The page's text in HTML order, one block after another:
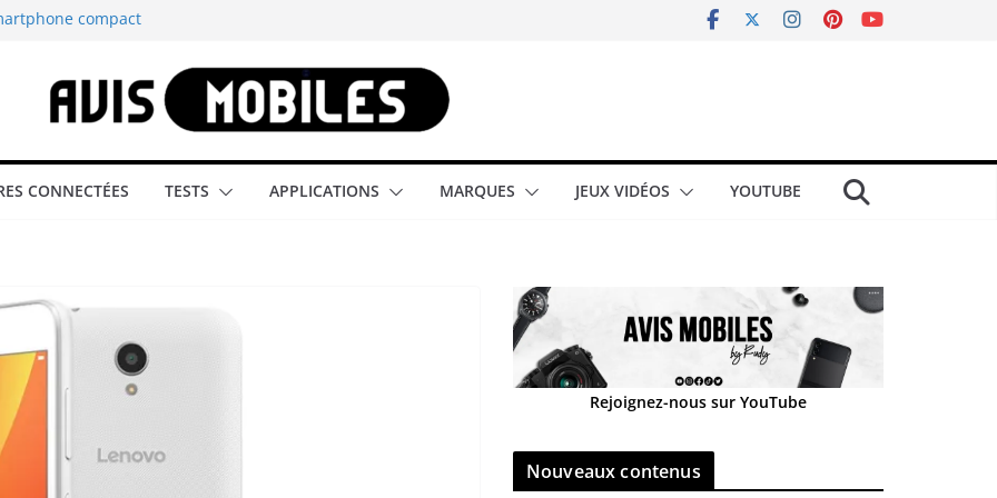
compact
tous les
smartphone
CONNECTÉES TESTS APPLICATIONS MARQUES JEUX VIDÉOS YOUTUBE
Rejoignez-nous sur YouTube
Nouveaux contenus